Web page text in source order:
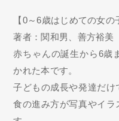
【0～6歳はじめての女の
著者：関和男、善方裕美
赤ちゃんの誕生から6歳
かれた本です。
子どもの成長や発達だ
食の進み方が写真やイラ